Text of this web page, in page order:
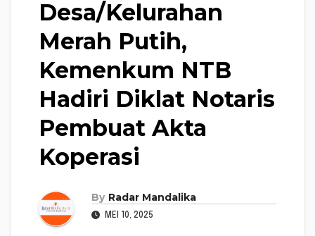
Desa/Kelurahan
Merah Putih,
Kemenkum NTB
Hadiri Diklat Notaris
Pembuat Akta
Koperasi
By Radar Mandalika
MEI 10, 2025